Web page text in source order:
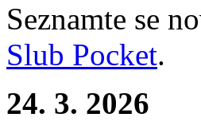
Seznamte se
Slub Pocket.
24. 3. 2026